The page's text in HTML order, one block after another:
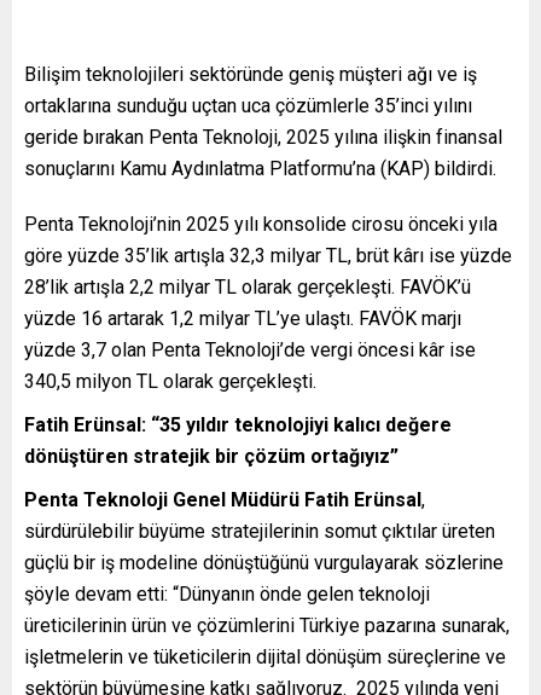
Bilişim teknolojileri sektöründe geniş müşteri ağı ve iş
ortaklarına sunduğu uçtan uca çözümlerle 35’inci yılını
geride bırakan Penta Teknoloji, 2025 yılına ilişkin finansal
sonuçlarını Kamu Aydınlatma Platformu’na (KAP) bildirdi.
Penta Teknoloji’nin 2025 yılı konsolide cirosu önceki yıla
göre yüzde 35’lik artışla 32,3 milyar TL, brüt kârı ise yüzde
28’lik artışla 2,2 milyar TL olarak gerçekleşti. FAVÖK’ü
yüzde 16 artarak 1,2 milyar TL’ye ulaştı. FAVÖK marjı
yüzde 3,7 olan Penta Teknoloji’de vergi öncesi kâr ise
340,5 milyon TL olarak gerçekleşti.
Fatih Erünsal: “35 yıldır teknolojiyi kalıcı değere
dönüştüren stratejik bir çözüm ortağıyız”
Penta Teknoloji Genel Müdürü Fatih Erünsal,
sürdürülebilir büyüme stratejilerinin somut çıktılar üreten
güçlü bir iş modeline dönüştüğünü vurgulayarak sözlerine
şöyle devam etti: “Dünyanın önde gelen teknoloji
üreticilerinin ürün ve çözümlerini Türkiye pazarına sunarak,
işletmelerin ve tüketicilerin dijital dönüşüm süreçlerine ve
sektörün büyümesine katkı sağlıyoruz. 2025 yılında yeni